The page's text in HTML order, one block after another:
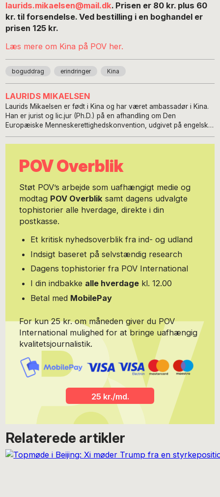
laurids.mikaelsen@mail.dk. Prisen er 80 kr. plus 60
kr. til forsendelse. Ved bestilling i en boghandel er
prisen 125 kr.
Læs mere om Kina på POV her.
boguddrag erindringer Kina
LAURIDS MIKAELSEN
Laurids Mikaelsen er født i Kina og har været ambassadør i Kina.
Han er jurist og lic.jur (Ph.D.) på en afhandling om Den
Europæiske Menneskerettighedskonvention, udgivet på engelsk i
Kina.
POV Overblik
Støt POV’s arbejde som uafhængigt medie og
modtag POV Overbliksamt dagens udvalgte
tophistorier alle hverdage, direkte i din
postkasse.
Et kritisk nyhedsoverblik fra ind- og udland
Indsigt baseret på selvstændig research
Dagens tophistorier fra POV International
I din indbakke alle hverdage kl. 12.00
Betal med MobilePay
For kun 25 kr. om måneden giver du POV
International mulighed for at bringe uafhængig
kvalitetsjournalistik.
25 kr./md.
Relaterede artikler